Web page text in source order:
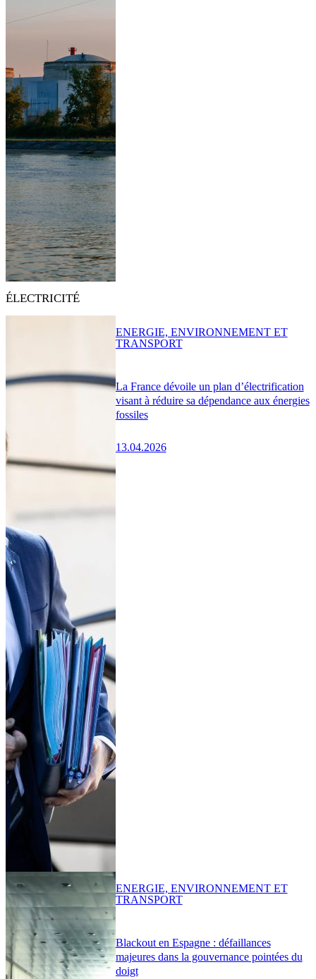
ÉLECTRICITÉ
La France dévoile un plan d’électrification
visant à réduire sa dépendance aux énergies
fossiles
13.04.2026
ENERGIE, ENVIRONNEMENT ET
TRANSPORT
Blackout en Espagne : défaillances
majeures dans la gouvernance pointées du
doigt
ENERGIE, ENVIRONNEMENT ET
TRANSPORT